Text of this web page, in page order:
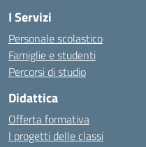
I Servizi
Personale scolastico
Famiglie e studenti
Percorsi di studio
Didattica
Offerta formativa
I progetti delle classi